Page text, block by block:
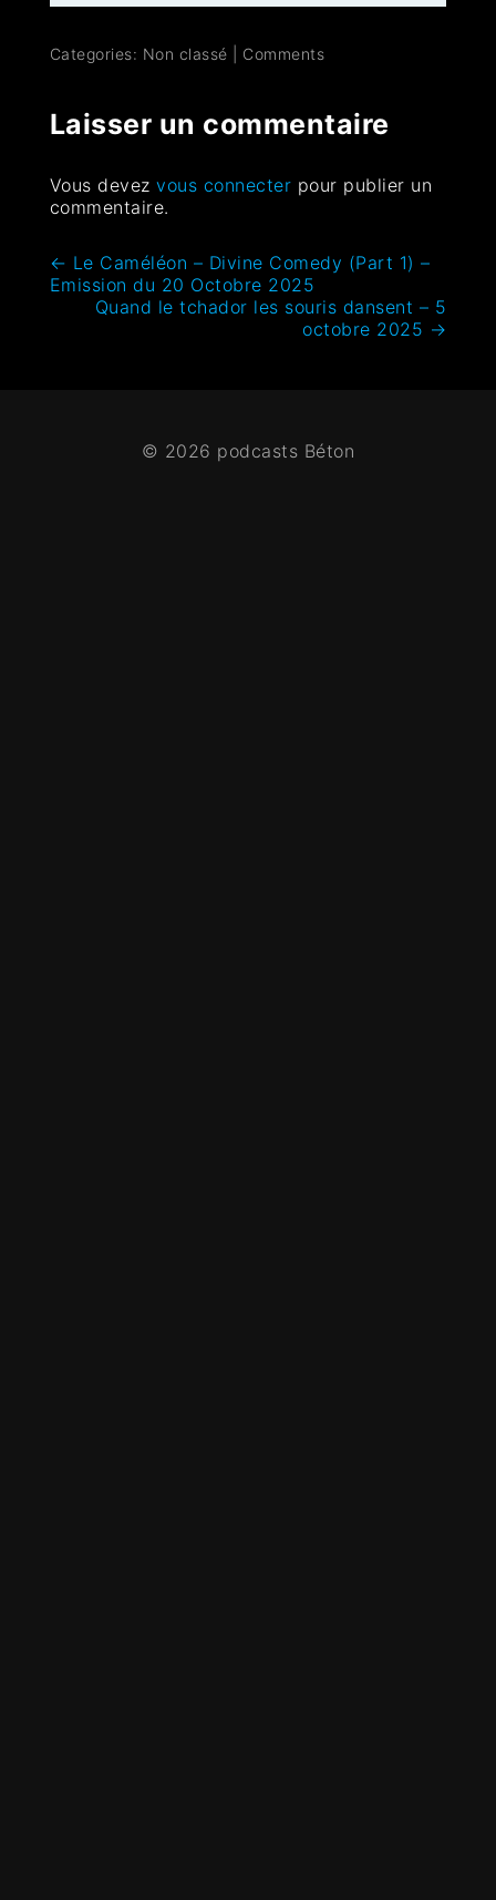
Categories: Non classé Comments
Laisser un commentaire
Vous devezvous connecter pour publier un
commentaire.
← Le Caméléon – Divine Comedy (Part 1) –
Emission du 20 Octobre 2025
Quand le tchador les souris dansent – 5
octobre 2025 →
© 2026 podcasts Béton